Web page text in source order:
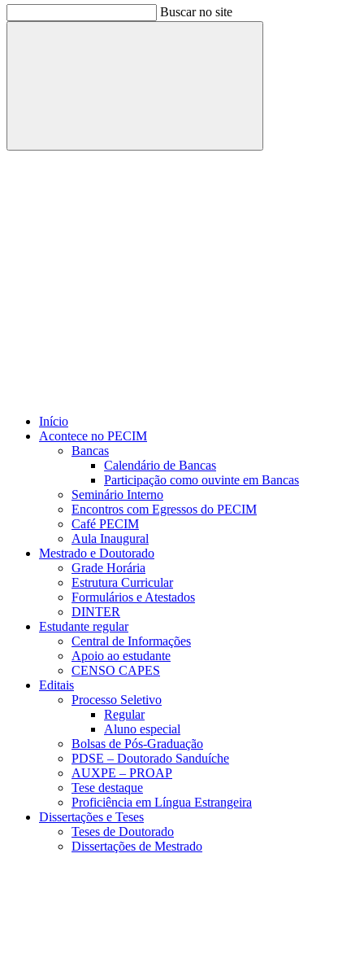
Buscar no site
Buscar
Início
Acontece no PECIM
Bancas
Calendário de Bancas
Participação como ouvinte em Bancas
Seminário Interno
Encontros com Egressos do PECIM
Café PECIM
Aula Inaugural
Mestrado e Doutorado
Grade Horária
Estrutura Curricular
Formulários e Atestados
DINTER
Estudante regular
Central de Informações
Apoio ao estudante
CENSO CAPES
Editais
Processo Seletivo
Regular
Aluno especial
Bolsas de Pós-Graduação
PDSE – Doutorado Sanduíche
AUXPE – PROAP
Tese destaque
Proficiência em Língua Estrangeira
Dissertações e Teses
Teses de Doutorado
Dissertações de Mestrado